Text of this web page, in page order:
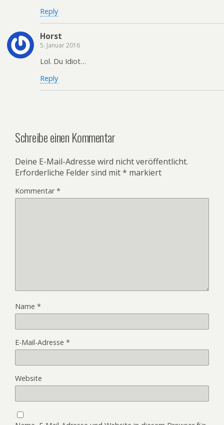
Reply
Horst
5. Januar 2016
Lol. Du Idiot…
Reply
Schreibe einen Kommentar
Deine E-Mail-Adresse wird nicht veröffentlicht.
Erforderliche Felder sind mit* markiert
Kommentar*
Name *
E-Mail-Adresse *
Website